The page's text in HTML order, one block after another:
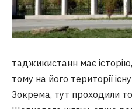
таджикистанн має історію,
тому на його території
Зокрема, тут проходили